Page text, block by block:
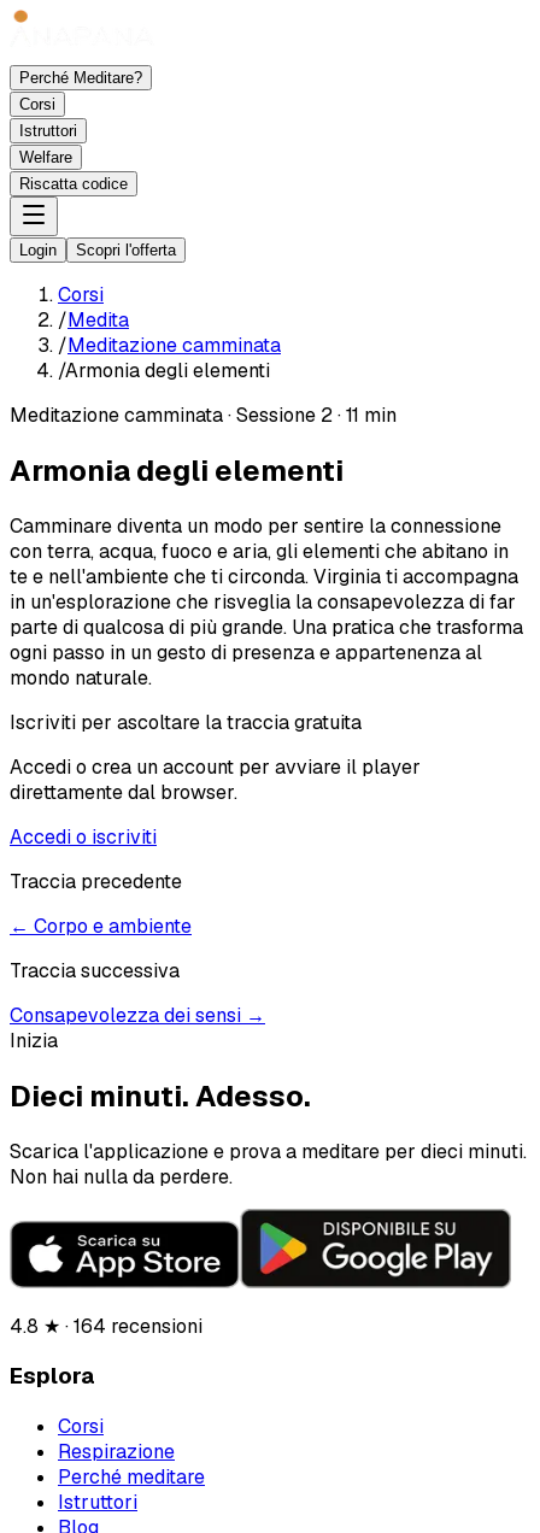
Perché Meditare?
Corsi
Istruttori
Welfare
Riscatta codice
Login Scopri l'offerta
Corsi
/Medita
/Meditazione camminata
/Armonia degli elementi
Meditazione camminata·Sessione 2·11 min
Armonia degli elementi
Camminare diventa un modo per sentire la connessione
con terra, acqua, fuoco e aria, gli elementi che abitano in
te e nell'ambiente che ti circonda. Virginia ti accompagna
in un'esplorazione che risveglia la consapevolezza di far
parte di qualcosa di più grande. Una pratica che trasforma
ogni passo in un gesto di presenza e appartenenza al
mondo naturale.
Iscriviti per ascoltare la traccia gratuita
Accedi o crea un account per avviare il player
direttamente dal browser.
Accedi o iscriviti
Traccia precedente
← Corpo e ambiente
Traccia successiva
Consapevolezza dei sensi →
Inizia
Dieci minuti.Adesso.
Scarica l'applicazione e prova a meditare per dieci minuti.
Non hai nulla da perdere.
4.8 ★ · 164 recensioni
Esplora
Corsi
Respirazione
Perché meditare
Istruttori
Blog